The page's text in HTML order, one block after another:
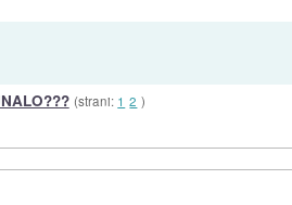
(strani: 1 2 )